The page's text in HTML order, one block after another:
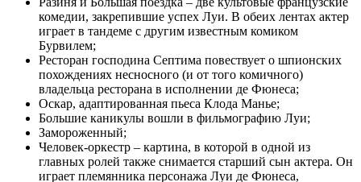
комедии, закрепившие успех Луи. В обеих лентах актер
играет в тандеме с другим известным комиком
Бурвилем;
Ресторан господина Септима повествует о шпионских
похождениях несносного (и от того комичного)
владельца ресторана в исполнении де Фюнеса;
Оскар, адаптированная пьеса Клода Манье;
Большие каникулы вошли в фильмографию Луи;
Замороженный;
Человек-оркестр – картина, в которой в одной из
главных ролей также снимается старший сын актера. Он
играет племянника персонажа Луи де Фюнеса,